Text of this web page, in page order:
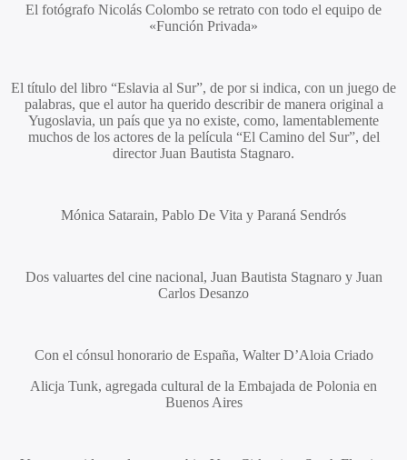
El fotógrafo Nicolás Colombo se retrato con todo el equipo de
«Función Privada»
El título del libro “Eslavia al Sur”, de por si indica, con un juego de
palabras, que el autor ha querido describir de manera original a
Yugoslavia, un país que ya no existe, como, lamentablemente
muchos de los actores de la película “El Camino del Sur”, del
director Juan Bautista Stagnaro.
Mónica Satarain, Pablo De Vita y Paraná Sendrós
Dos valuartes del cine nacional, Juan Bautista Stagnaroy Juan
Carlos Desanzo
Con el cónsul honorario de España, Walter D’Aloia Criado
Alicja Tunk, agregada cultural de la Embajada de Polonia en
Buenos Aires